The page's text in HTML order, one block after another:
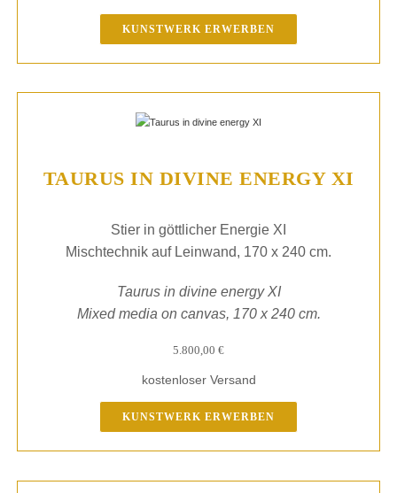
KUNSTWERK ERWERBEN
TAURUS IN DIVINE ENERGY XI
Stier in göttlicher Energie XI
Mischtechnik auf Leinwand, 170 x 240 cm.
Taurus in divine energy XI
Mixed media on canvas, 170 x 240 cm.
5.800,00 €
kostenloser Versand
KUNSTWERK ERWERBEN